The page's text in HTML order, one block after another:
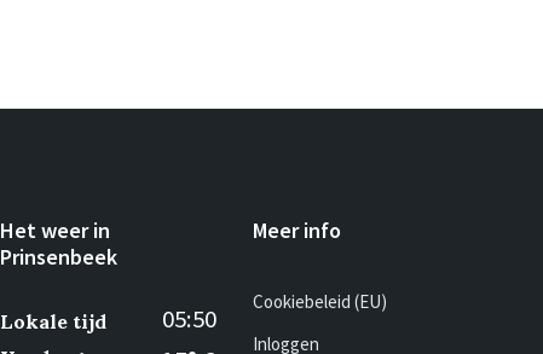
Het weer in
Prinsenbeek
Lokale tijd 05:50
Meer info
Cookiebeleid (EU)
Inloggen